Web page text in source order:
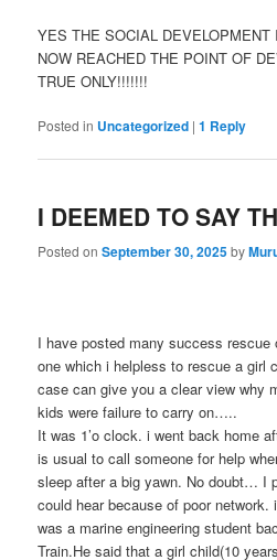
YES THE SOCIAL DEVELOPMENT
NOW REACHED THE POINT OF
TRUE ONLY!!!!!!!
Posted in Uncategorized |1 Reply
I DEEMED TO SAY
Posted onSeptember 30, 2025by
I have posted many success
one which i helpless to rescue a girl
case can give you a clear view why
kids were failure to carry on…..
It was 1’o clock. i went back home
is usual to call someone for help
sleep after a big yawn. No doubt… I
could hear because of poor
was a marine engineering student
Train.He said that a girl child(10